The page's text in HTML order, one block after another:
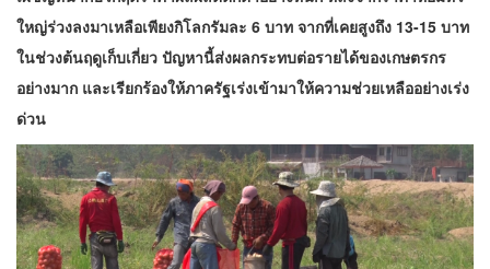
ใหญ่ร่วงลงมาเหลือเพียงกิโลกรัมละ 6 บาท จากที่เคยสูงถึง 13-15 บาท
ในช่วงต้นฤดูเก็บเกี่ยว ปัญหานี้ส่งผลกระทบต่อรายได้ของเกษตรกร
อย่างมาก และเรียกร้องให้ภาครัฐเร่งเข้ามาให้ความช่วยเหลืออย่างเร่ง
ด่วน